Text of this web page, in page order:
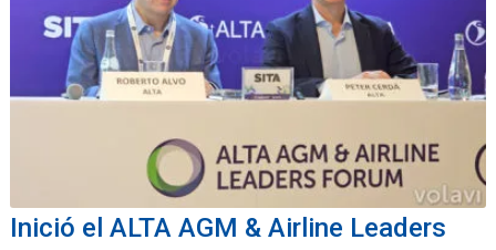
Inició el ALTA AGM & Airline Leaders